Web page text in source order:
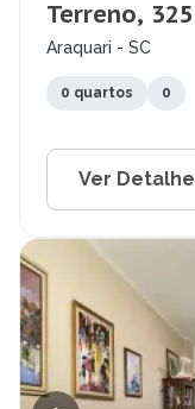
Terreno,
Araquari - SC
0 quartos 0
Ver